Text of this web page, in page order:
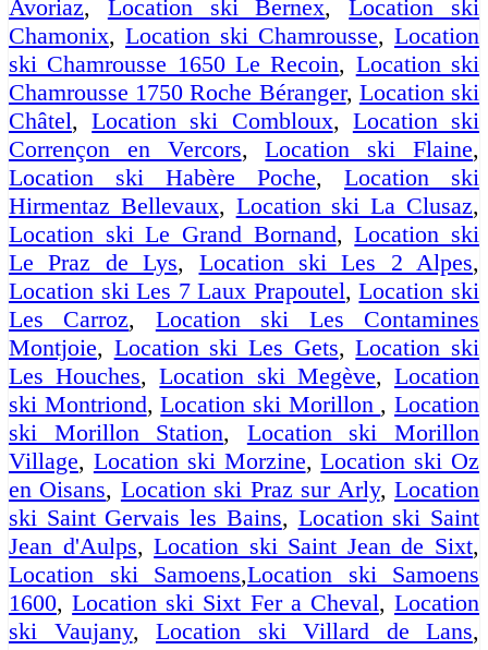
Avoriaz, Location ski Bernex,Location ski
Chamonix, Location ski Chamrousse, Location
ski Chamrousse 1650 Le Recoin, Location ski
Chamrousse 1750 Roche Béranger, Location ski
Châtel,Location ski Combloux, Location ski
Corrençon en Vercors,Location ski Flaine,
Location ski Habère Poche, Location ski
Hirmentaz Bellevaux, Location ski La Clusaz,
Location ski Le Grand Bornand,Location ski
Le Praz de Lys, Location ski Les 2 Alpes,
Location ski Les 7 Laux Prapoutel,Location ski
Les Carroz, Location ski Les Contamines
Montjoie, Location ski Les Gets,Location ski
Les Houches,Location ski Megève,Location
ski Montriond,Location ski Morillon ,Location
ski Morillon Station, Location ski Morillon
Village, Location ski Morzine,Location ski Oz
en Oisans, Location ski Praz sur Arly,Location
ski Saint Gervais les Bains, Location ski Saint
Jean d'Aulps,Location ski Saint Jean de Sixt,
Location ski Samoens,Location ski Samoens
1600,Location ski Sixt Fer a Cheval,Location
ski Vaujany, Location ski Villard de Lans,